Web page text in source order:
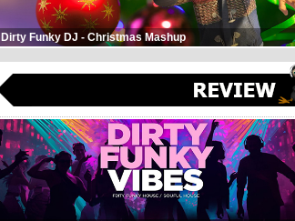
Dirty Funky DJ - Christmas Mashup